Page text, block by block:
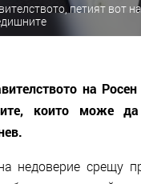
петият вот
на
които може
недоверие срещу